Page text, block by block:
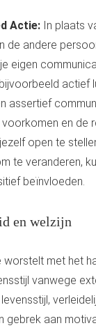
Actie: In plaats
de andere
eigen
actief
assertief
en de
open te
te veranderen,
beïnvloeden.
en welzijn
met het
vanwege
gebrek aan